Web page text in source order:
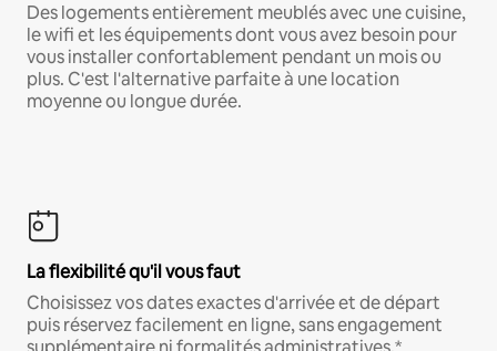
Des logements entièrement meublés avec une cuisine,
le wifi et les équipements dont vous avez besoin pour
vous installer confortablement pendant un mois ou
plus. C'est l'alternative parfaite à une location
moyenne ou longue durée.
La flexibilité qu'il vous faut
Choisissez vos dates exactes d'arrivée et de départ
puis réservez facilement en ligne, sans engagement